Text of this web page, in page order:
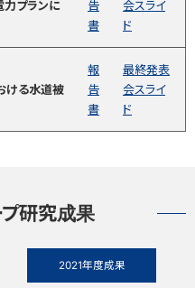
力プランに
告
書
会スライ
ド
ける水道被
報
告
書
最終発表
会スライ
ド
研究成果
2021年度成果